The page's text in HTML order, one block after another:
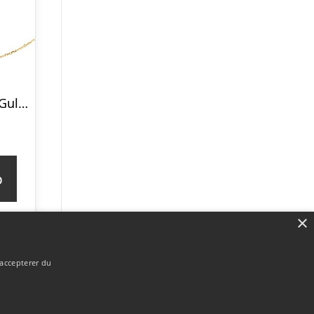
Armbånd i 9 kt. Guld med Hjerte 16 og 18 cm – Mulighed for gravering
×
du